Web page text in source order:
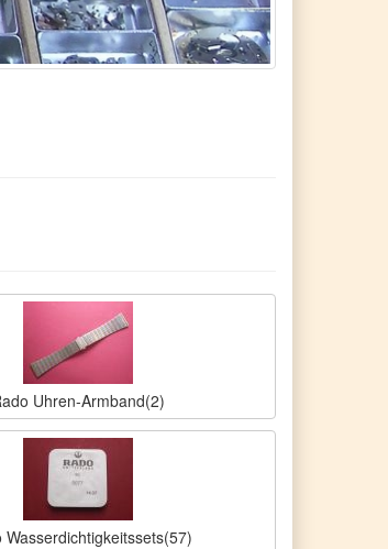
Uhren-Armband(2)
Wasserdichtigkeitssets(57)